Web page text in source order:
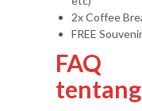
2x Coffee
FREE
FAQ
tentang